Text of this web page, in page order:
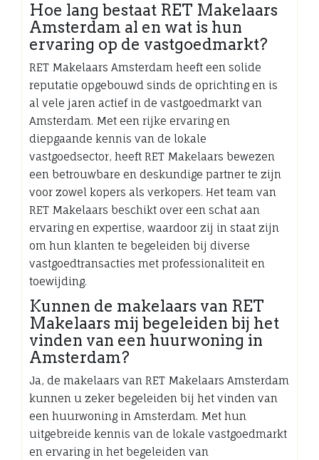
Hoe lang bestaat RET Makelaars
Amsterdam al en wat is hun
ervaring op de vastgoedmarkt?
RET Makelaars Amsterdam heeft een solide
reputatie opgebouwd sinds de oprichting en is
al vele jaren actief in de vastgoedmarkt van
Amsterdam. Met een rijke ervaring en
diepgaande kennis van de lokale
vastgoedsector, heeft RET Makelaars bewezen
een betrouwbare en deskundige partner te zijn
voor zowel kopers als verkopers. Het team van
RET Makelaars beschikt over een schat aan
ervaring en expertise, waardoor zij in staat zijn
om hun klanten te begeleiden bij diverse
vastgoedtransacties met professionaliteit en
toewijding.
Kunnen de makelaars van RET
Makelaars mij begeleiden bij het
vinden van een huurwoning in
Amsterdam?
Ja, de makelaars van RET Makelaars Amsterdam
kunnen u zeker begeleiden bij het vinden van
een huurwoning in Amsterdam. Met hun
uitgebreide kennis van de lokale vastgoedmarkt
en ervaring in het begeleiden van